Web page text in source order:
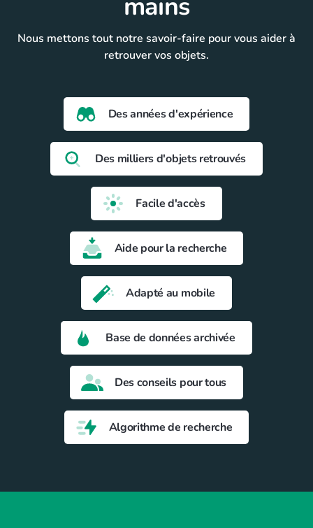
mains
Nous mettons tout notre savoir-faire pour vous aider à
retrouver vos objets.
Des années d'expérience
Des milliers d'objets retrouvés
Facile d'accès
Aide pour la recherche
Adapté au mobile
Base de données archivée
Des conseils pour tous
Algorithme de recherche